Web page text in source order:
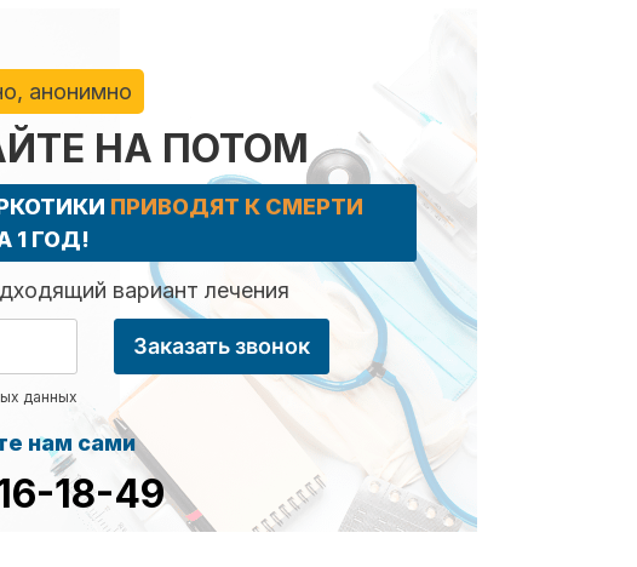
анонимно
НА ПОТОМ
ПРИВОДЯТ К СМЕРТИ
1 ГОД!
вариант лечения
данных
Заказать звонок
нам сами
18-49